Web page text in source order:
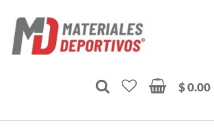
$ 0.00